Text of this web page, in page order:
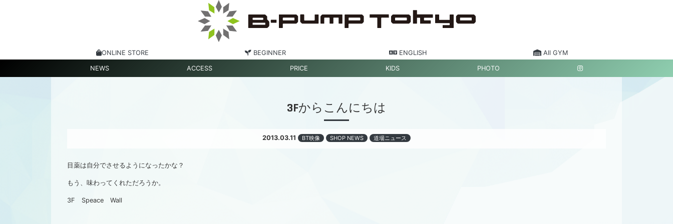
ONLINE STORE BEGINNER ENGLISH All GYM
NEWS ACCESS PRICE KIDS PHOTO
3Fからこんにちは
2013.03.11 BT映像 SHOP NEWS 道場ニュース
目薬は自分でさせるようになったかな？
もう、味わってくれただろうか。
3F Speace Wall